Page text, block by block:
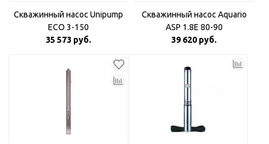
Скважинный насос Unipump
ECO 3-150
35 573 руб.
Скважинный насос Aquario
ASP 1.8E 80-90
39 620 руб.